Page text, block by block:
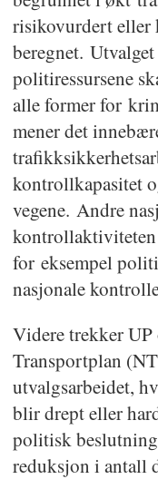
risikovurdert eller
beregnet.
politiressursene
alle former for
mener det
kontrollkapasitet
vegene. Andre
kontrollaktiviteten
for eksempel
nasjonale
Videre trekker UP
Transportplan
utvalgsarbeidet,
blir drept eller
politisk
reduksjon i antall